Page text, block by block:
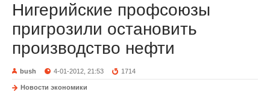
Нигерийские профсоюзы
пригрозили остановить
производство нефти
bush 4-01-2012, 21:53 1714
Новости экономики